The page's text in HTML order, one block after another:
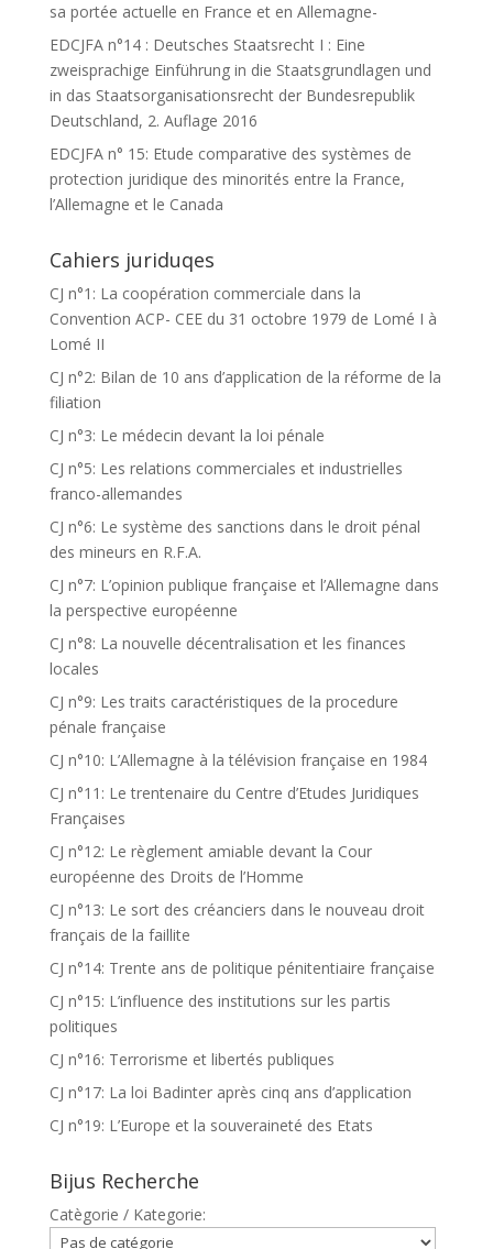
sa portée actuelle en France et en Allemagne-
EDCJFA n°14 : Deutsches Staatsrecht I : Eine
zweisprachige Einführung in die Staatsgrundlagen und
in das Staatsorganisationsrecht der Bundesrepublik
Deutschland, 2. Auflage 2016
EDCJFA n° 15: Etude comparative des systèmes de
protection juridique des minorités entre la France,
l’Allemagne et le Canada
Cahiers juriduqes
CJ n°1: La coopération commerciale dans la
Convention ACP- CEE du 31 octobre 1979 de Lomé I à
Lomé II
CJ n°2: Bilan de 10 ans d’application de la réforme de la
filiation
CJ n°3: Le médecin devant la loi pénale
CJ n°5: Les relations commerciales et industrielles
franco-allemandes
CJ n°6: Le système des sanctions dans le droit pénal
des mineurs en R.F.A.
CJ n°7: L’opinion publique française et l’Allemagne dans
la perspective européenne
CJ n°8: La nouvelle décentralisation et les finances
locales
CJ n°9: Les traits caractéristiques de la procedure
pénale française
CJ n°10: L’Allemagne à la télévision française en 1984
CJ n°11: Le trentenaire du Centre d’Etudes Juridiques
Françaises
CJ n°12: Le règlement amiable devant la Cour
européenne des Droits de l’Homme
CJ n°13: Le sort des créanciers dans le nouveau droit
français de la faillite
CJ n°14: Trente ans de politique pénitentiaire française
CJ n°15: L’influence des institutions sur les partis
politiques
CJ n°16: Terrorisme et libertés publiques
CJ n°17: La loi Badinter après cinq ans d’application
CJ n°19: L’Europe et la souveraineté des Etats
Bijus Recherche
Catègorie / Kategorie: